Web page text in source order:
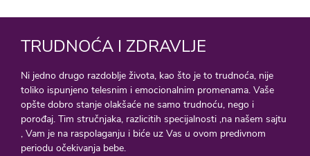
TRUDNOĆA I ZDRAVLJE
Ni jedno drugo razdoblje života, kao što je to trudnoća, nije
toliko ispunjeno telesnim i emocionalnim promenama. Vaše
opšte dobro stanje olakšaće ne samo trudnoću, nego i
porođaj. Tim stručnjaka, razlicitih specijalnosti ,na našem sajtu
, Vam je na raspolaganju i biće uz Vas u ovom predivnom
periodu očekivanja bebe.